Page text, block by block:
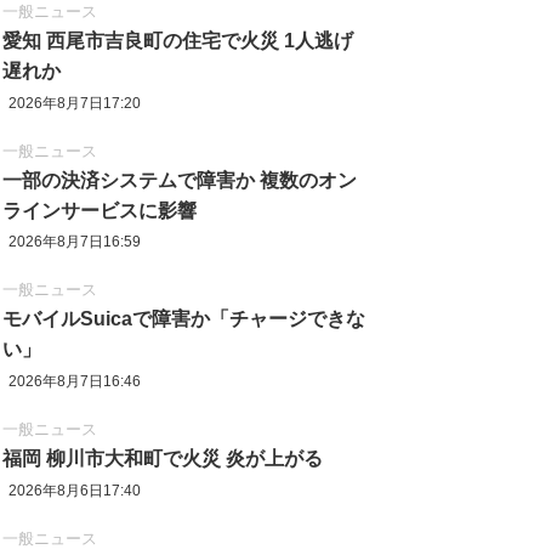
一般ニュース
愛知 西尾市吉良町の住宅で火災 1人逃げ
遅れか
2026年8月7日17:20
一般ニュース
一部の決済システムで障害か 複数のオン
ラインサービスに影響
2026年8月7日16:59
一般ニュース
モバイルSuicaで障害か「チャージできな
い」
2026年8月7日16:46
一般ニュース
福岡 柳川市大和町で火災 炎が上がる
2026年8月6日17:40
一般ニュース